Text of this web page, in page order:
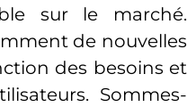
sur le marché.
de nouvelles
des besoins et
Sommes-